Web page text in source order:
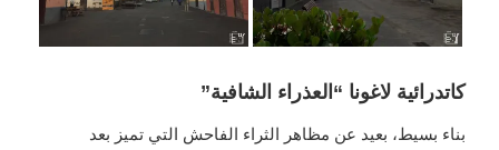
كاتدرائية لاغونا “العذراء الشافية”
بناء بسيط، بعيد عن مظاهر الثراء الفاحش التي تميز بعد